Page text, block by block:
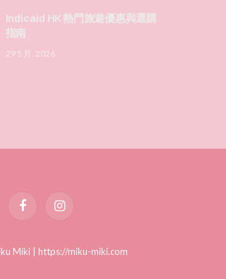
Indicaid HK 熱門旅遊優惠與選購
指南
29 5 月, 2026
FacebookInstagram
Miki | https://miku-miki.com